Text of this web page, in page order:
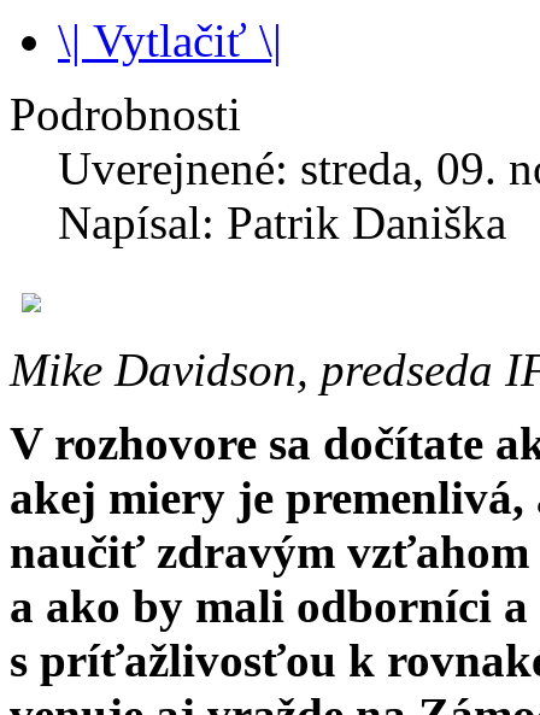
\| Vytlačiť \|
Podrobnosti
Uverejnené: streda, 09.
Napísal: Patrik Daniška
Mike Davidson, predseda
V rozhovore sa dočítate
akej miery je premenlivá,
naučiť zdravým vzťahom
a ako by mali odborníci
s príťažlivosťou k